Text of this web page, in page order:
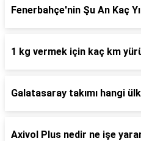
Fenerbahçe'nin Şu An Kaç
1 kg vermek için kaç km
Galatasaray takımı hangi
Axivol Plus nedir ne işe